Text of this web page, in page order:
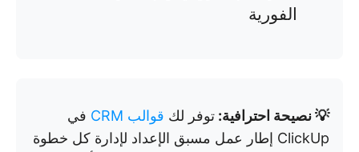
الفورية
💡 نصيحة احترافية: توفر لك قوالب CRM
في
ClickUp إطار عمل مسبق الإعداد لإدارة كل خطوة